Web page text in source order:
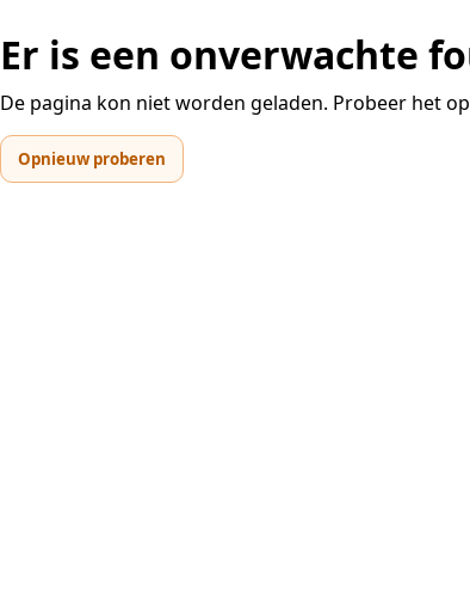
Er is een onverwachte
De pagina kon niet worden geladen. Probeer het
Opnieuw proberen